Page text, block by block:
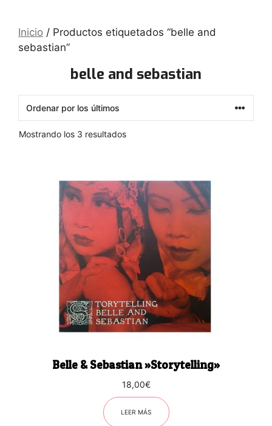
Inicio / Productos etiquetados “belle and
sebastian”
belle and sebastian
Mostrando los 3 resultadosOrdenado
Belle & Sebastian ‎»Storytelling»
18,00€
LEER MÁS